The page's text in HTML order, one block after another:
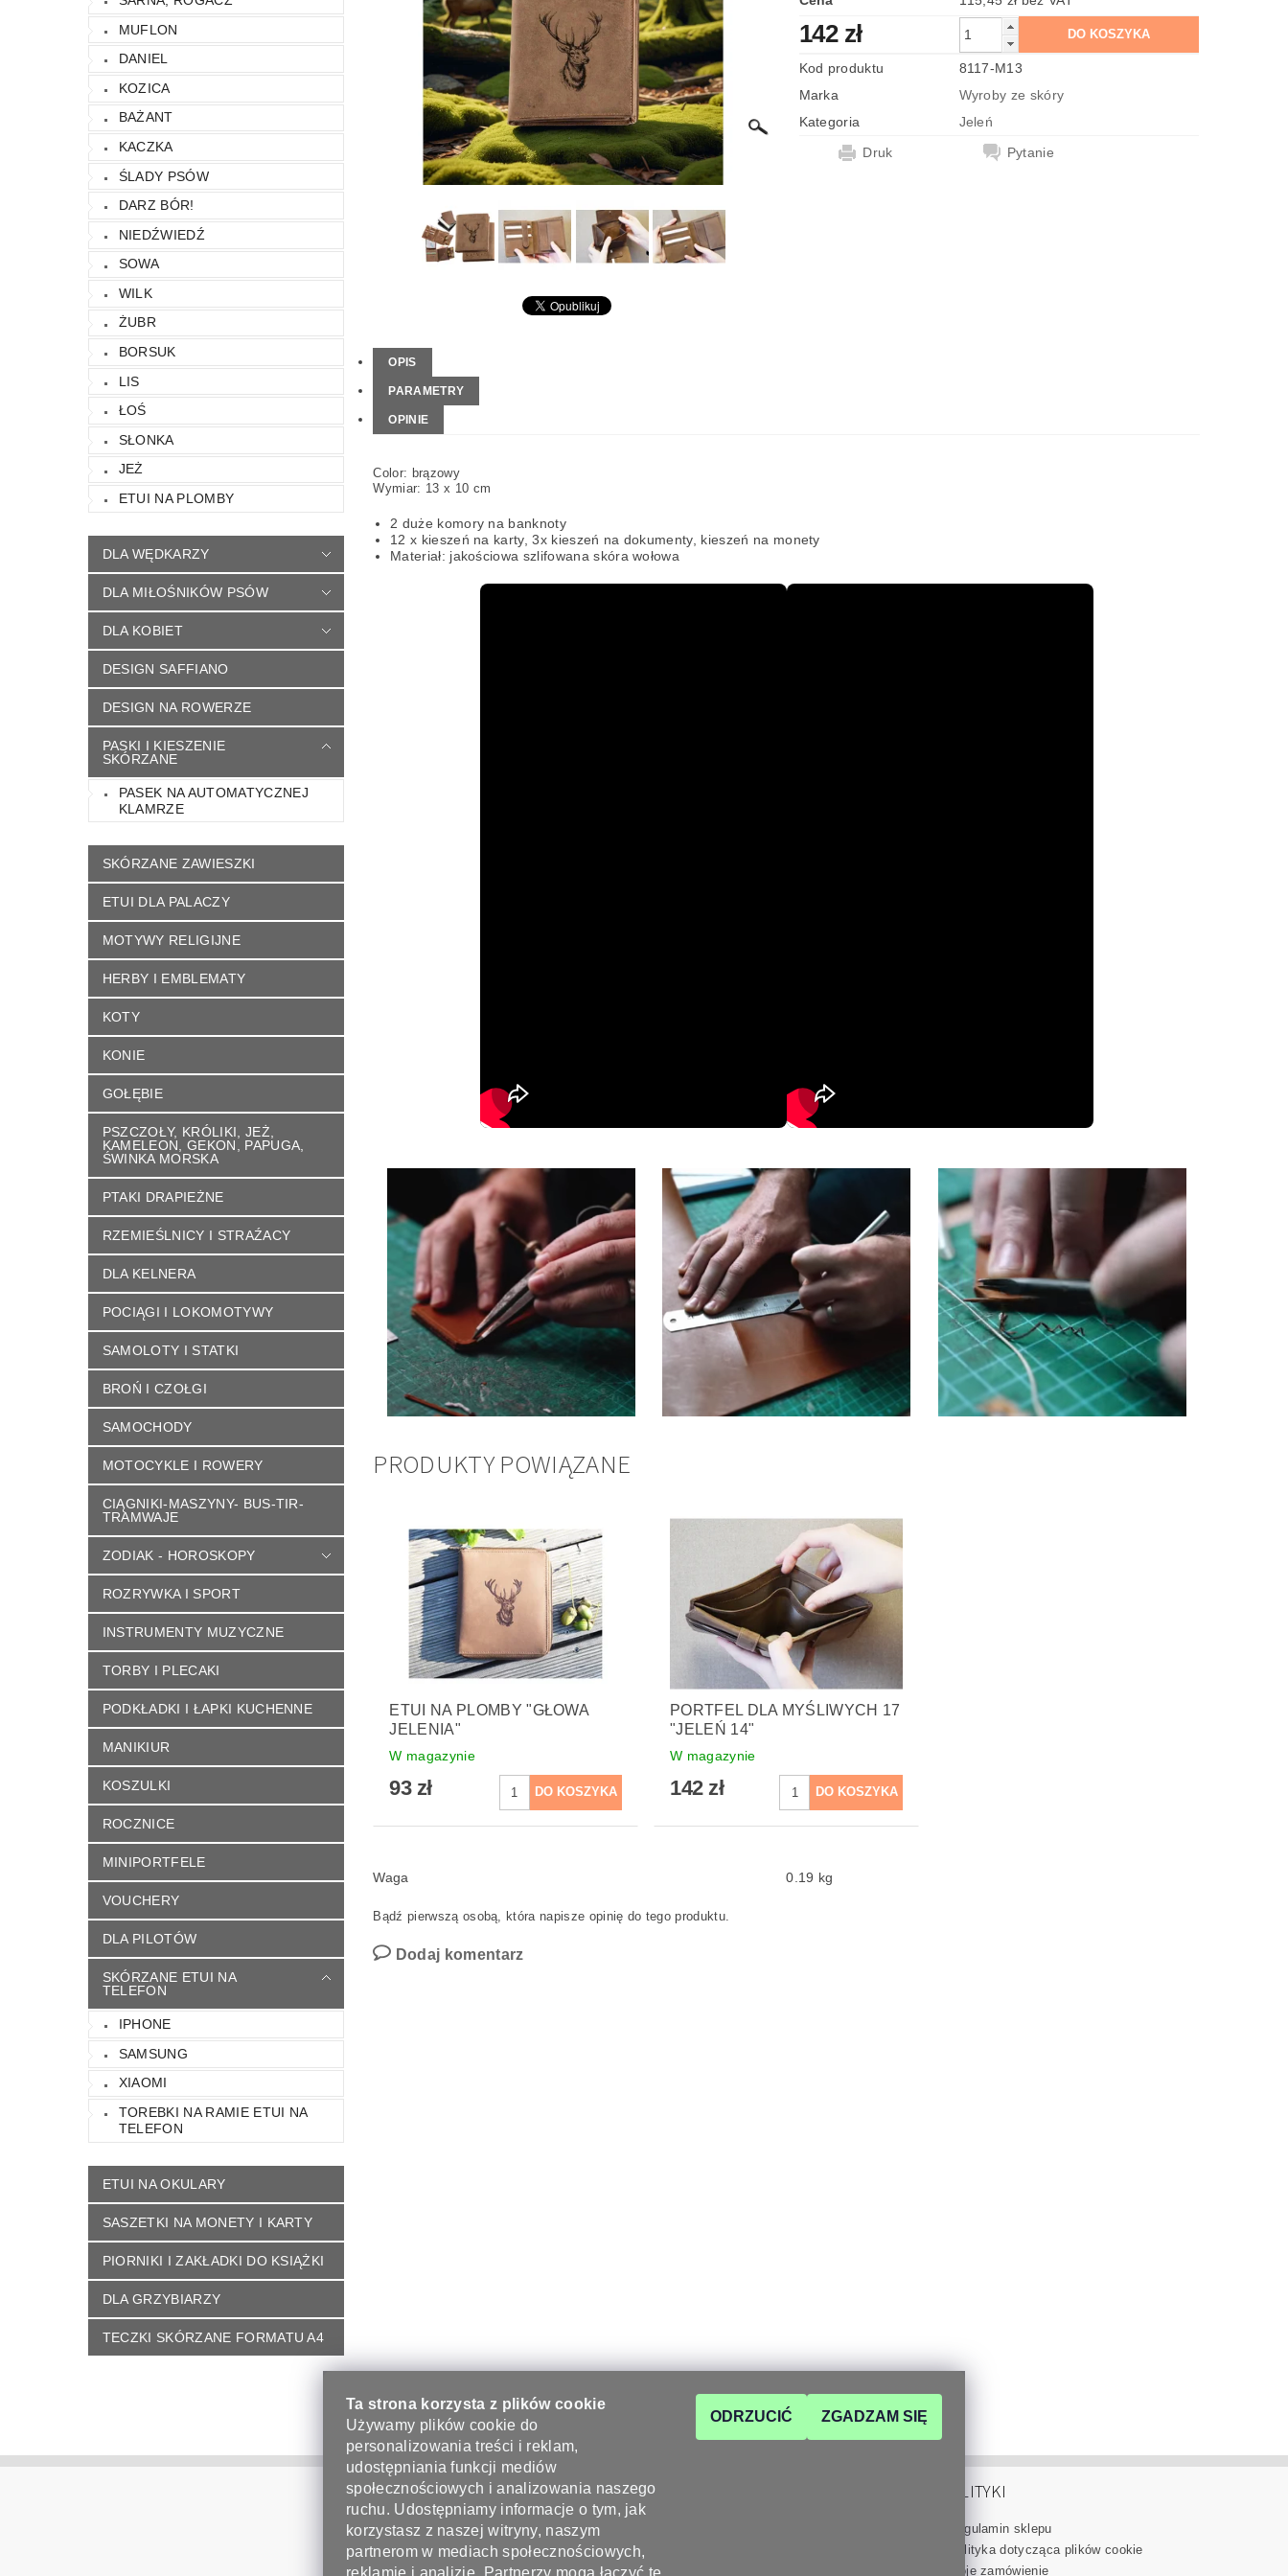
KONTAKT NAPISZ DO NAS REGULAMIN SKLEPU
MUFLON
DANIEL
KOZICA
BAŻANT
KACZKA
ŚLADY PSÓW
DARZ BÓR!
NIEDŹWIEDŹ
SOWA
WILK
ŻUBR
BORSUK
LIS
ŁOŚ
SŁONKA
JEŻ
ETUI NA PLOMBY
DLA WĘDKARZY
DLA MIŁOŚNIKÓW PSÓW
DLA KOBIET
DESIGN SAFFIANO
DESIGN NA ROWERZE
PASKI I KIESZENIE
SKÓRZANE
PASEK NA AUTOMATYCZNEJ
KLAMRZE
SKÓRZANE ZAWIESZKI
ETUI DLA PALACZY
MOTYWY RELIGIJNE
HERBY I EMBLEMATY
KOTY
KONIE
GOŁĘBIE
PSZCZOŁY, KRÓLIKI, JEŻ,
KAMELEON, GEKON, PAPUGA,
ŚWINKA MORSKA
PTAKI DRAPIEŻNE
RZEMIEŚLNICY I STRAŹACY
DLA KELNERA
POCIĄGI I LOKOMOTYWY
SAMOLOTY I STATKI
BROŃ I CZOŁGI
SAMOCHODY
MOTOCYKLE I ROWERY
CIĄGNIKI-MASZYNY- BUS-TIR-
TRAMWAJE
ZODIAK - HOROSKOPY
ROZRYWKA I SPORT
INSTRUMENTY MUZYCZNE
TORBY I PLECAKI
PODKŁADKI I ŁAPKI KUCHENNE
MANIKIUR
KOSZULKI
ROCZNICE
MINIPORTFELE
VOUCHERY
DLA PILOTÓW
SKÓRZANE ETUI NA
TELEFON
IPHONE
SAMSUNG
XIAOMI
TOREBKI NA RAMIE ETUI NA
TELEFON
ETUI NA OKULARY
SASZETKI NA MONETY I KARTY
PIORNIKI I ZAKŁADKI DO KSIĄŻKI
DLA GRZYBIARZY
TECZKI SKÓRZANE FORMATU A4
142 zł
Kod produktu
8117-M13
Marka
Wyroby ze skóry
Kategoria
Jeleń
Druk
Pytanie
OPIS
PARAMETRY
OPINIE
Color: brązowy
Wymiar: 13 x 10 cm
2 duże komory na banknoty
12 x kieszeń na karty, 3x kieszeń na dokumenty, kieszeń na monety
Materiał: jakościowa szlifowana skóra wołowa
PRODUKTY POWIĄZANE
ETUI NA PLOMBY "GŁOWA
JELENIA"
W magazynie
93 zł
PORTFEL DLA MYŚLIWYCH 17
"JELEŃ 14"
W magazynie
142 zł
Waga 0.19 kg
Bądź pierwszą osobą, która napisze opinię do tego produktu.
Dodaj komentarz
FACEBOOK KONTAKT POLITYKI
Regulamin sklepu
Polityka dotycząca plików cookie
Moje zamówienie
Ta strona korzysta z plików cookie
Używamy plików cookie do
personalizowania treści i reklam,
udostępniania funkcji mediów
społecznościowych i analizowania naszego
ruchu. Udostępniamy informacje o tym, jak
korzystasz z naszej witryny, naszym
partnerom w mediach społecznościowych,
reklamie i analizie. Partnerzy mogą łączyć te
ODRZUCIĆ ZGADZAM SIĘ